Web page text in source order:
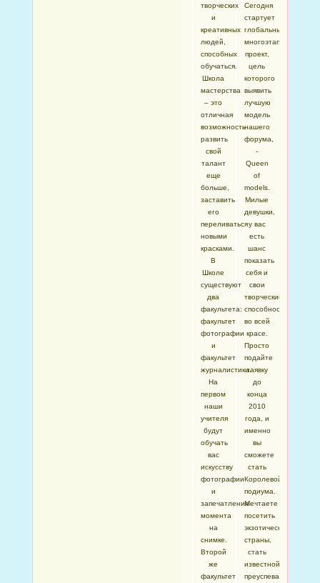
творческих
и
креативных
людей,
способных
обучаться.
Школа
мастерства
– это
отличная
возможность
развить
свой
талант
еще
больше,
заставить
его
переливаться
новыми
красками.
В
Школе
существуют
два
факультета:
факультет
фотографии
и
факультет
журналистики.
На
первом
наши
учителя
будут
обучать
вас
искусству
фотографии
и
запечатления
момента
на
снимке.
Второй
же
факультет
Сегодня
стартует
глобальный
многоэтапный
проект,
цель
которого
выявить
лучшую
модель
нашего
форума,
-
Queen
of
models.
Милые
девушки,
у вас
есть
шанс
показать
себя и
свои
творческие
способности
во всей
красе.
Просто
подайте
заявку
до
конца
2010
года, и
именно
вы
сможете
стать
Королевой
подиума.
Мечтаете
посетить
экзотические
страны,
стать
известной,
преуспевающей